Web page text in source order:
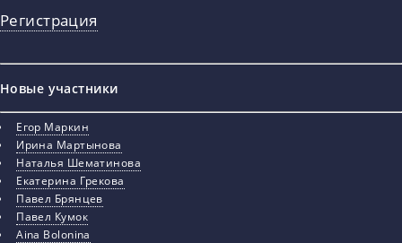
Регистрация
Новые участники
Егор Маркин
Ирина Мартынова
Наталья Шематинова
Екатерина Грекова
Павел Брянцев
Павел Кумок
Aina Bolonina